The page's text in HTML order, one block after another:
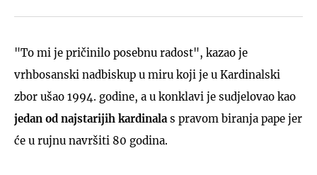
"To mi je pričinilo posebnu radost", kazao je
vrhbosanski nadbiskup u miru koji je u Kardinalski
zbor ušao 1994. godine, a u konklavi je sudjelovao kao
jedan od najstarijih kardinala s pravom biranja pape jer
će u rujnu navršiti 80 godina.